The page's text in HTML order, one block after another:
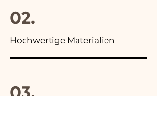
02.
Hochwertige Materialien
03.